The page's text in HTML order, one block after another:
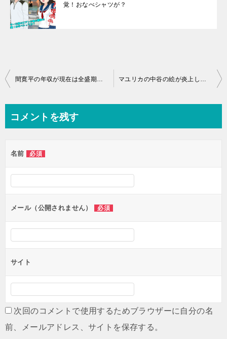
覚！おなべシャツが？
投
ビ
ー
シ
ン
間寛平の年収が現在は全盛期と比べて！息子や娘・妻などの家族の詳細 マユリカの中谷の絵が炎上して謹慎の衝撃の真相とは！
コメントを残す
名前 必須
メール（公開されません） 必須
サイト
次回のコメントで使用するためブラウザーに自分の名
前、メールアドレス、サイトを保存する。